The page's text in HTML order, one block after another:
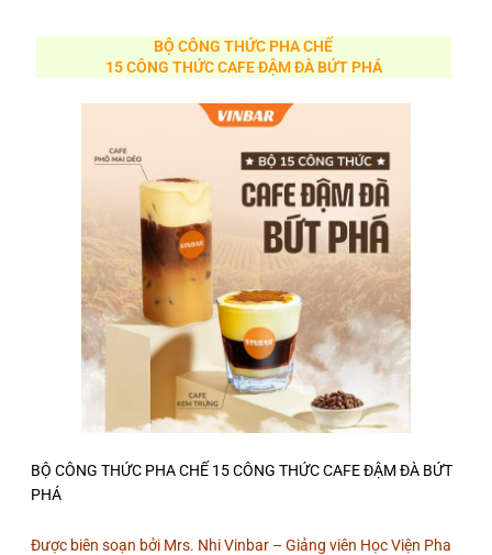
BỘ CÔNG THỨC PHA CHẾ
15 CÔNG THỨC CAFE ĐẬM ĐÀ BỨT PHÁ
BỘ CÔNG THỨC PHA CHẾ 15 CÔNG THỨC CAFE ĐẬM ĐÀ BỨT
PHÁ
Được biên soạn bởi Mrs. Nhi Vinbar – Giảng viên Học Viện Pha